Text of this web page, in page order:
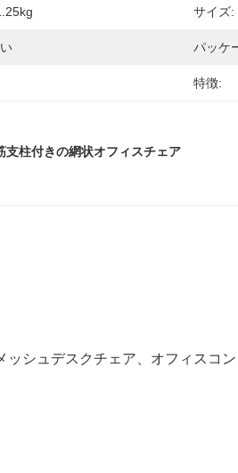
サイズ:
パッケ
特徴:
支柱付きの網状オフィスチェア
ッシュデスクチェア、オフィスコ